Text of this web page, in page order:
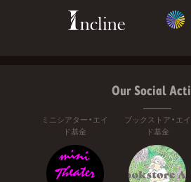
Our Social
ミニシアター・エイ
ド基金
ブックストア・エイ
ド基金